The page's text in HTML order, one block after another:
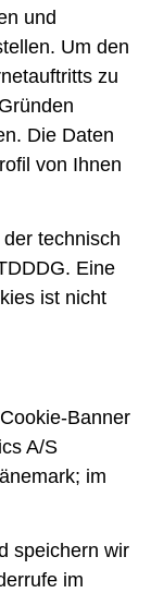
und
Um den
zu
Die Daten
von Ihnen
technisch
Eine
ist nicht
Banner
A/S
im
speichern wir
im